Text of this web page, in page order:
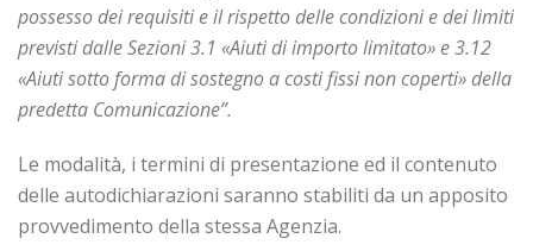
possesso dei requisiti e il rispetto delle condizioni e dei limiti
previsti dalle Sezioni 3.1 «Aiuti di importo limitato» e 3.12
«Aiuti sotto forma di sostegno a costi fissi non coperti» della
predetta Comunicazione”.
Le modalità, i termini di presentazione ed il contenuto
delle autodichiarazioni saranno stabiliti da un apposito
provvedimento della stessa Agenzia.